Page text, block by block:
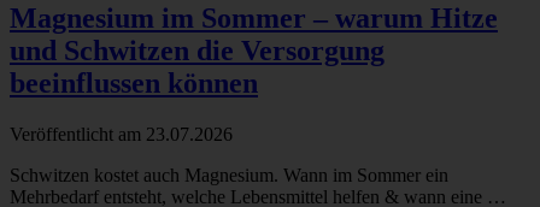
Magnesium im Sommer – warum Hitze
und Schwitzen die Versorgung
beeinflussen können
Veröffentlicht am 23.07.2026
Schwitzen kostet auch Magnesium. Wann im Sommer ein
Mehrbedarf entsteht, welche Lebensmittel helfen & wann eine …